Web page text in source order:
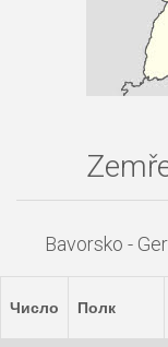
Bavorsko -
Число Полк